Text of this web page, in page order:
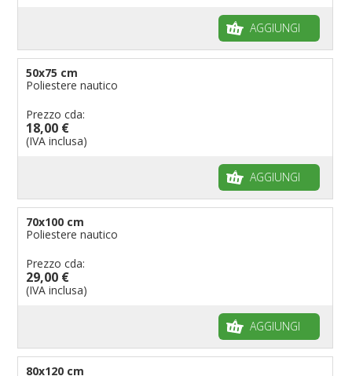
AGGIUNGI
50x75 cm
Poliestere nautico
Prezzo cda:
18,00 €
(IVA inclusa)
AGGIUNGI
70x100 cm
Poliestere nautico
Prezzo cda:
29,00 €
(IVA inclusa)
AGGIUNGI
80x120 cm